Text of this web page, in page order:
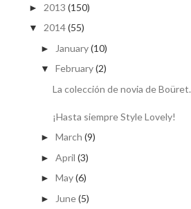
► 2013 (150)
▼ 2014(55)
► January(10)
▼ February(2)
La colección de novia de Boüret.
¡Hasta siempre Style Lovely!
► March (9)
► April (3)
► May(6)
► June(5)